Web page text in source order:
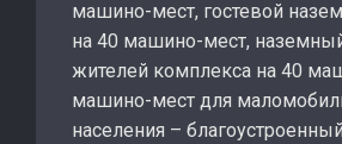
машино-мест, гостевой
на 40 машино-мест,
жителей комплекса на 40
машино-мест для
населения –